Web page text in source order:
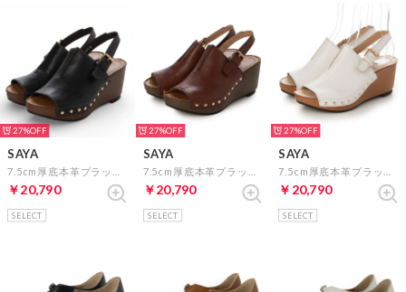
27%
SAYA
￥20,790
SELECT
27%
SAYA
￥20,790
SELECT
27%
SAYA
￥20,790
SELECT